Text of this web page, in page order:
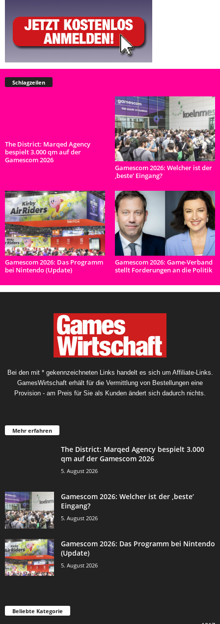
Schlagzeilen
The District: Marqed Agency
bespielt 3.000 qm auf der
Gamescom 2026
Gamescom 2026: Welcher ist der
‚beste‘ Eingang?
Gamescom 2026: Das Programm
bei Nintendo (Update)
Gamescom 2026: Game-Verband
stellt Forderungen an die Politik
Bei den mit * gekennzeichneten Links handelt es sich um Affiliate-Links.
GamesWirtschaft erhält für die Vermittlung von Bestellungen eine
Provision - am Preis für Sie als Kunden ändert sich dadurch nichts.
Mehr erfahren
The District: Marqed Agency bespielt 3.000
qm auf der Gamescom 2026
5. August 2026
Gamescom 2026: Welcher ist der ‚beste‘
Eingang?
5. August 2026
Gamescom 2026: Das Programm bei Nintendo
(Update)
5. August 2026
Beliebte Kategorie